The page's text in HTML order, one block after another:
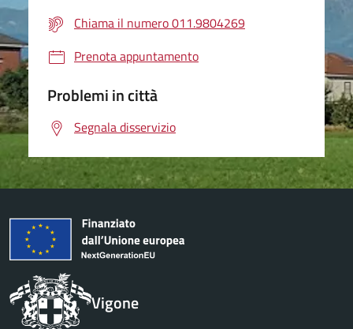
Chiama il numero 011.9804269
Prenota appuntamento
Problemi in città
Segnala disservizio
Vigone